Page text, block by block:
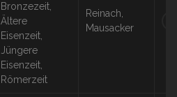
Bronzezeit,
Ältere
Eisenzeit,
Jüngere
Eisenzeit,
Römerzeit
Reinach,
Mausacker